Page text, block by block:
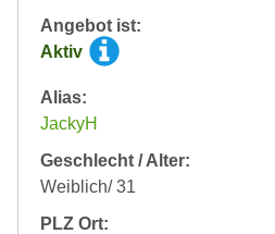
Angebot ist:
Aktiv
Alias:
JackyH
Geschlecht / Alter:
Weiblich/ 31
PLZ Ort: